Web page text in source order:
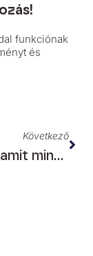
funkciónak
és
Következő
5 kérdés, amit minden webshop előtt felteszek